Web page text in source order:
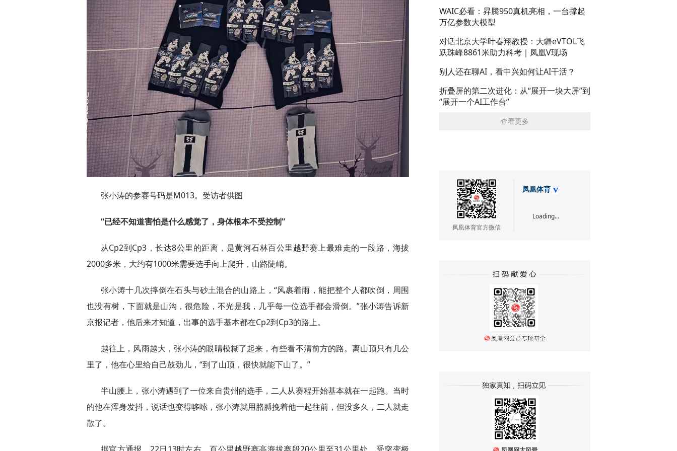
张小涛的参赛号码是M013。受访者供图
“已经不知道害怕是什么感觉了，身体根本不受控制”
从Cp2到Cp3，长达8公里的距离，是黄河石林百公里越野赛上最难走的一段路，海拔
2000多米，大约有1000米需要选手向上爬升，山路陡峭。
张小涛十几次摔倒在石头与砂土混合的山路上，“风裹着雨，能把整个人都吹倒，周围
也没有树，下面就是山沟，很危险，不光是我，几乎每一位选手都会滑倒。”张小涛告诉新
京报记者，他后来才知道，出事的选手基本都在Cp2到Cp3的路上。
越往上，风雨越大，张小涛的眼睛模糊了起来，有些看不清前方的路。离山顶只有几公
里了，他在心里给自己鼓劲儿，“到了山顶，很快就能下山了。”
半山腰上，张小涛遇到了一位来自贵州的选手，二人从赛程开始基本就在一起跑。当时
的他在浑身发抖，说话也变得哆嗦，张小涛就用胳膊挽着他一起往前，但没多久，二人就走
散了。
WAIC必看：昇腾950真机亮相，一台撑起
万亿参数大模型
对话北京大学叶春翔教授：大疆eVTOL飞
跃珠峰8861米助力科考｜凤凰V现场
别人还在聊AI，看中兴如何让AI干活？
折叠屏的第二次进化：从“展开一块大屏”到
“展开一个AI工作台”
查看更多
凤凰体育官方微信
凤凰体育
Loading...